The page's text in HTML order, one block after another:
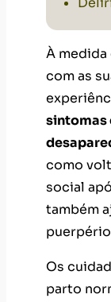
com as
sintomas
como
social
também
Os
parto
como
seios